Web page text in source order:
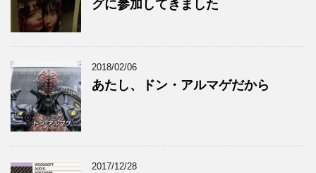
グに参加してきました
2018/02/06
あたし、ドン・アルマゲだから
2017/12/28